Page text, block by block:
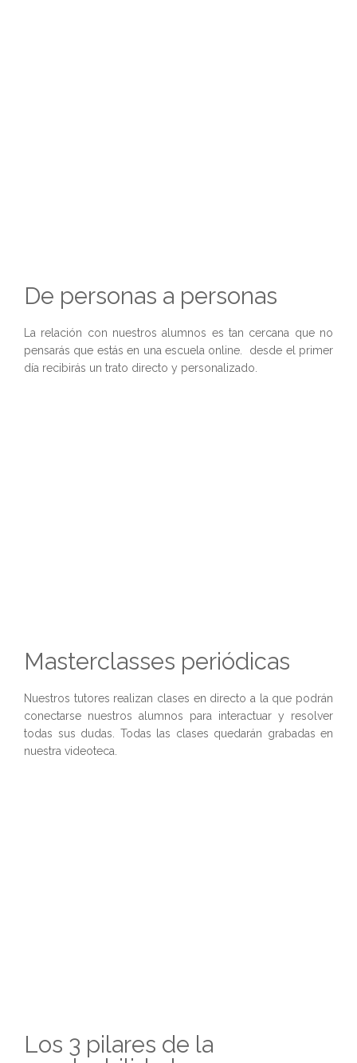
De personas a personas
La relación con nuestros alumnos es tan cercana que no
pensarás que estás en una escuela online. desde el primer
día recibirás un trato directo y personalizado.
Masterclasses periódicas
Nuestros tutores realizan clases en directo a la que podrán
conectarse nuestros alumnos para interactuar y resolver
todas sus dudas. Todas las clases quedarán grabadas en
nuestra videoteca.
Los 3 pilares de la